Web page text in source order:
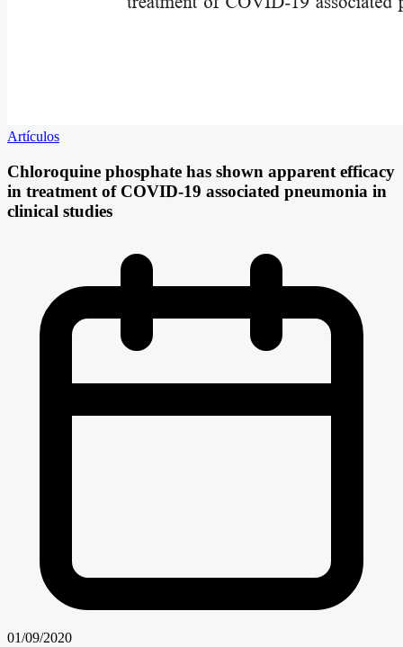
Artículos
Chloroquine phosphate has shown apparent efficacy
in treatment of COVID-19 associated pneumonia in
clinical studies
01/09/2020